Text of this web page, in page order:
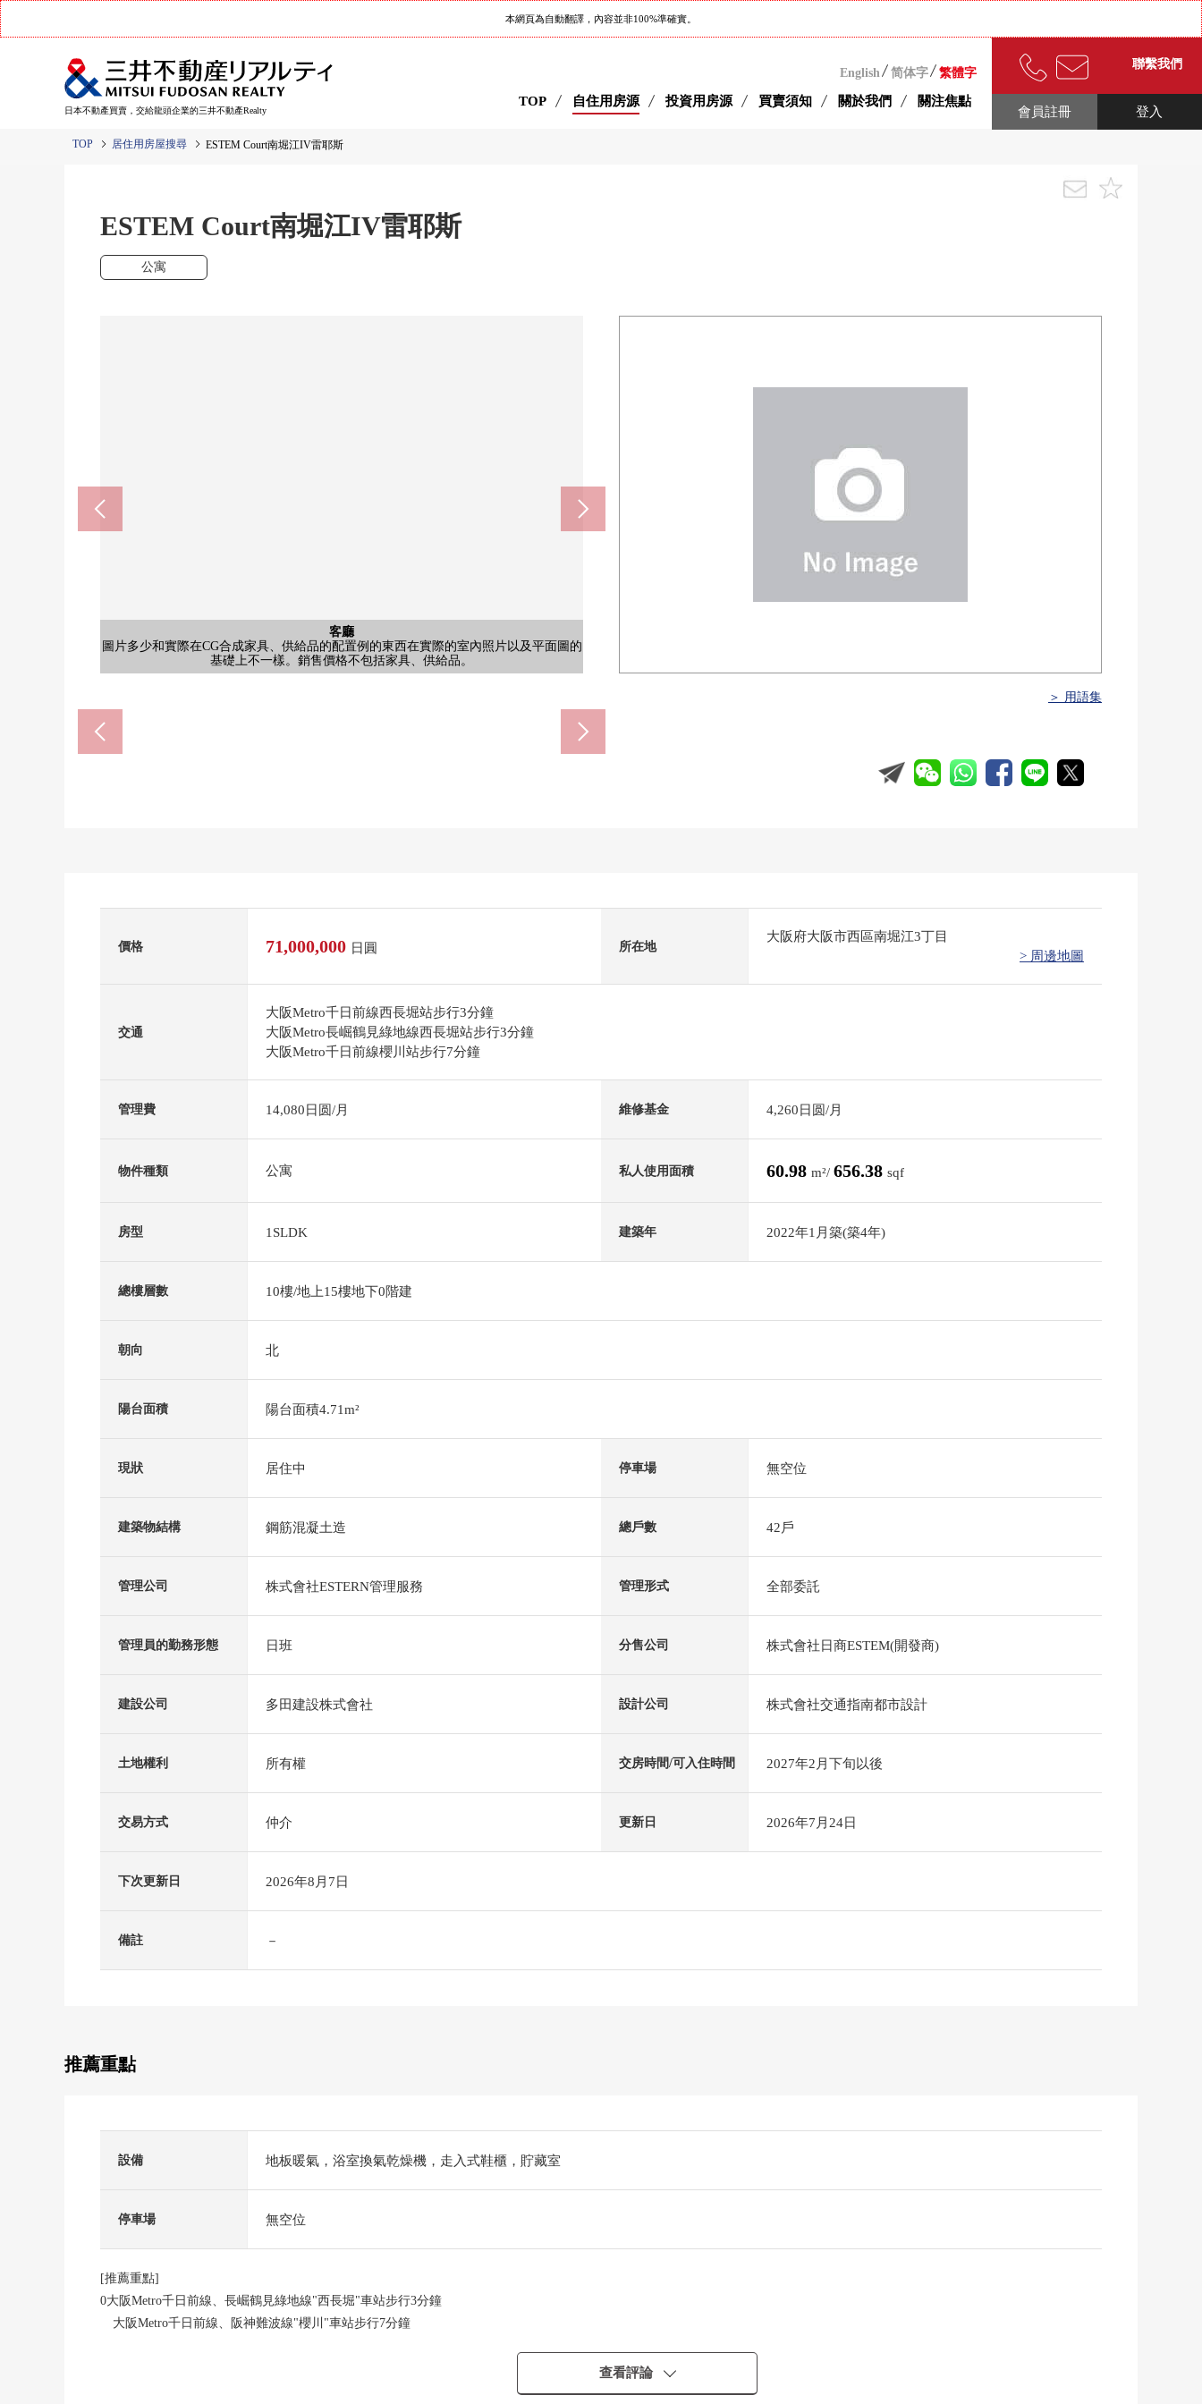
本網頁為自動翻譯，內容並非100%準確實。
日本不動產買賣，交給龍頭企業的三井不動產Realty
English 简体字 繁體字
TOP 自住用房源 投資用房源 買賣須知 關於我們 關注焦點
聯繫我們
登入
會員註冊
TOP 居住用房屋搜尋 ESTEM Court南堀江IV雷耶斯
ESTEM Court南堀江IV雷耶斯
公寓
客廳
圖片多少和實際在CG合成家具、供給品的配置例的東西在實際的室內照片以及平面圖的
基礎上不一樣。銷售價格不包括家具、供給品。
外觀
大阪Metro千日前線、長崛鶴見綠地線"西長堀"車站步行3分鐘
廚房
廚房有洗碗機。
客廳
圖片，在實際的室內照片以及平面圖的基礎上，是在CG重新顯現的"空房翻新"，并且多
少和實際不一樣。
室內
圖片多少和實際在CG合成家具、供給品的配置例的東西在實際的室內照片以及平面圖的
基礎上不一樣。銷售價格不包括家具、供給品。
室內
圖片，在實際的室內照片以及平面圖的基礎上，是在CG重新顯現的"空房翻新"，并且多
少和實際不一樣。
西式房間
圖片多少和實際在CG合成家具、供給品的配置例的東西在實際的室內照片以及平面圖的
基礎上不一樣。銷售價格不包括家具、供給品。
西式房間
圖片，在實際的室內照片以及平面圖的基礎上，是在CG重新顯現的"空房翻新"，并且多
少和實際不一樣。
公共汽車
1418寬鬆的浴室。有電視。
廁所
廁所有存儲空間。
洗臉
對盥洗台，有三面鏡。
門口
門口有步入式鞋櫃。
廚房
菜容易做的3份爐子的廚房。
公共汽車
浴室有換氣的容易舉行的窗。
外觀
寵物2隻飼養可(有出自規章的限制)
外觀
非接觸卡鍵以及數字鍵使用
其他
名牌
入口
入口
入口
入口
入口
入口
風景
來自朝北的陽台的風景
其他
管理員室
入口
入口
共有部分
宅配保管櫃
其他
腳踏車停放處
其他
寵物洗腳場
共有部分
垃圾垃圾場
停車場
停車場
外觀
外觀
外觀
外觀
外觀
外觀
＞ 用語集
價格 71,000,000 日圓 所在地
大阪府大阪市西區南堀江3丁目
> 周邊地圖
交通
大阪Metro千日前線西長堀站步行3分鐘
大阪Metro長崛鶴見綠地線西長堀站步行3分鐘
大阪Metro千日前線櫻川站步行7分鐘
管理費 14,080日圆/月 維修基金 4,260日圆/月
物件種類 公寓 私人使用面積 60.98 m²/ 656.38 sqf
房型 1SLDK 建築年 2022年1月築(築4年)
總樓層數 10樓/地上15樓地下0階建
朝向 北
陽台面積 陽台面積4.71m²
現狀 居住中 停車場 無空位
建築物結構 鋼筋混凝土造 總戶數 42戶
管理公司 株式會社ESTERN管理服務 管理形式 全部委託
管理員的勤務形態 日班 分售公司 株式會社日商ESTEM(開發商)
建設公司 多田建設株式會社 設計公司 株式會社交通指南都市設計
土地權利 所有權 交房時間/可入住時間 2027年2月下旬以後
交易方式 仲介 更新日 2026年7月24日
下次更新日 2026年8月7日
備註 －
推薦重點
設備 地板暖氣，浴室換氣乾燥機，走入式鞋櫃，貯藏室
停車場 無空位
[推薦重點]
0大阪Metro千日前線、長崛鶴見綠地線"西長堀"車站步行3分鐘
大阪Metro千日前線、阪神難波線"櫻川"車站步行7分鐘
查看評論